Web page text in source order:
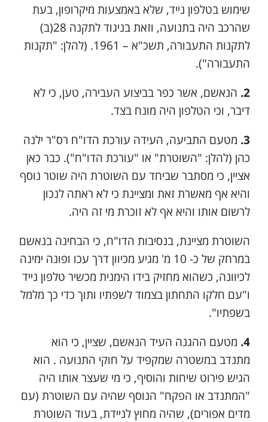
שימוש בטלפון נייד, שלא באמצעות מיקרופון, בעת
שהרכב היה בתנועה, וזאת בניגוד לתקנה 28(ב)
לתקנות התעבורה, תשכ"א – 1961. (להלן: "תקנות
התעבורה").
2. הנאשם, אשר כפר בביצוע העבירה, טען, כי לא
דיבר, וכי הטלפון היה מונח בצד.
3. מטעם התביעה, העידה עורכת הדו"ח רס"ר ילנה
כהן (להלן: "השוטרת" או "עורכת הדו"ח"). כבר כאן
אציין, כי מסתבר שביחד עם השוטרת היה שוטר נוסף
והיא אף מאשרת זאת ומציינת כי לא ראתה לנכון
לרשום אותו והיא אף לא זוכרת מי זה היה.
השוטרת מציינת, בנסיבות הדו"ח, כי הבחינה בנאשם
במרחק של כ- 10 מ' מגיע מכיוון דרך עכו ופונה ימינה
לכיוונה, כשהוא מחזיק בידו הימנית מכשיר טלפון נייד
ו"עם חלקו התחתון בצמוד לשפתיו ותוך כדי כך מלמל
בשפתיו".
4. מטעם ההגנה העיד הנאשם, שציין, כי הוא
מתנדב במשטרה שמקפיד על חוקי התנועה . הוא
הגיש פירוט שיחות והוסיף, כי מי שעצר אותו היה
"המתנדב או הפקח" הנוסף שהיה עם השוטרת (עם
מדים אפורים), שהיה מחוץ לניידת, בעוד השוטרת